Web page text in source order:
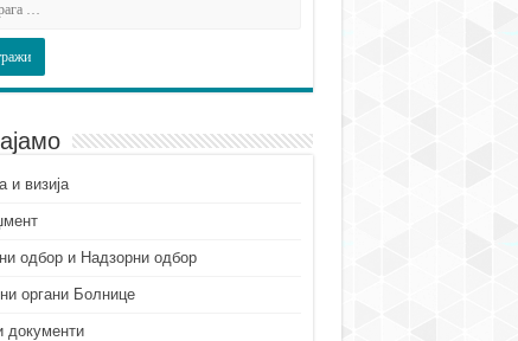
и визија
одбор и Надзорни одбор
органи Болнице
документи